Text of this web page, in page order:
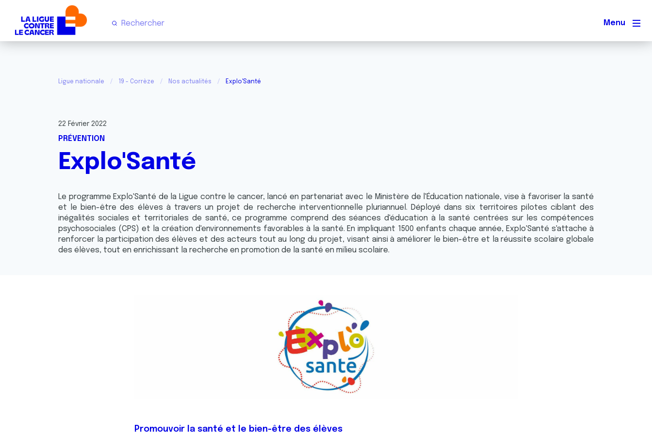
Menu
Ligue nationale 19 - Corrèze Nos actualités Explo'Santé
22 Février 2022
PRÉVENTION
Explo'Santé
Le programme Explo'Santé de la Ligue contre le cancer, lancé en partenariat avec le Ministère de l'Éducation nationale, vise à favoriser la santé
et le bien-être des élèves à travers un projet de recherche interventionnelle pluriannuel. Déployé dans six territoires pilotes ciblant des
inégalités sociales et territoriales de santé, ce programme comprend des séances d'éducation à la santé centrées sur les compétences
psychosociales (CPS) et la création d'environnements favorables à la santé. En impliquant 1500 enfants chaque année, Explo'Santé s'attache à
renforcer la participation des élèves et des acteurs tout au long du projet, visant ainsi à améliorer le bien-être et la réussite scolaire globale
des élèves, tout en enrichissant la recherche en promotion de la santé en milieu scolaire.
Promouvoir la santé et le bien-être des élèves